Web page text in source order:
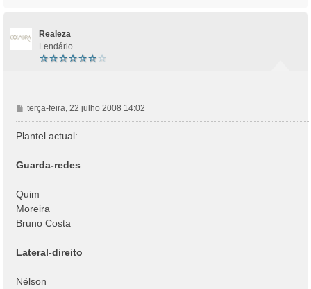
Realeza
Lendário
M
e
n
g
m
terça-feira, 22 julho 2008 14:02
Plantel actual:
Guarda-redes
Quim
Moreira
Bruno Costa
Lateral-direito
Nélson